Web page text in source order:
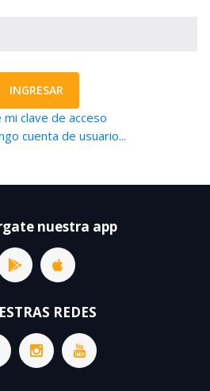
INGRESAR
mi clave de acceso
cuenta de usuario...
nuestra app
REDES